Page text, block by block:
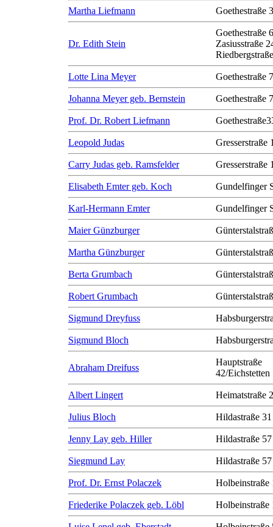
Martha Liefmann Goethestraße
Dr. Edith Stein
Goethestraße
Zasiusstraße
Lotte Lina Meyer Goethestraße
Johanna Meyer geb. Bernstein Goethestraße
Prof. Dr. Robert Liefmann
Leopold Judas Gresserstraße
Carry Judas geb. Ramsfelder Gresserstraße
Elisabeth Emter geb. Koch Gundelfinger
Karl-Hermann Emter Gundelfinger
Maier Günzburger
Martha Günzburger
Berta Grumbach
Robert Grumbach
Sigmund Dreyfuss
Sigmund Bloch
Abraham Dreifuss
Hauptstraße
42/Eichstetten
Albert Lingert Heimatstraße 2
Julius Bloch Hildastraße 31
Jenny Lay geb. Hiller Hildastraße 57
Siegmund Lay Hildastraße 57
Prof. Dr. Ernst Polaczek Holbeinstraße
Friederike Polaczek geb. Löbl Holbeinstraße